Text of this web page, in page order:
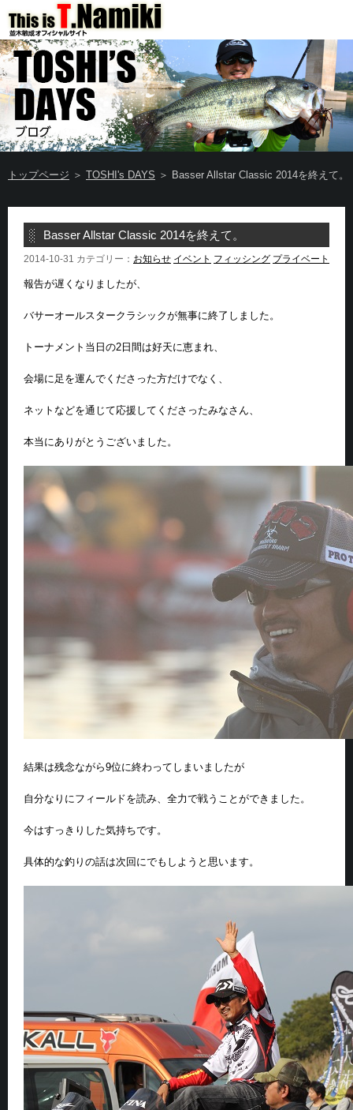
トップページ ＞ TOSHI's DAYS ＞ Basser Allstar Classic 2014を終えて。
Basser Allstar Classic 2014を終えて。
2014-10-31 カテゴリー： お知らせ イベント フィッシング プライベート
報告が遅くなりましたが、
バサーオールスタークラシックが無事に終了しました。
トーナメント当日の2日間は好天に恵まれ、
会場に足を運んでくださった方だけでなく、
ネットなどを通じて応援してくださったみなさん、
本当にありがとうございました。
結果は残念ながら9位に終わってしまいましたが
自分なりにフィールドを読み、全力で戦うことができました。
今はすっきりした気持ちです。
具体的な釣りの話は次回にでもしようと思います。